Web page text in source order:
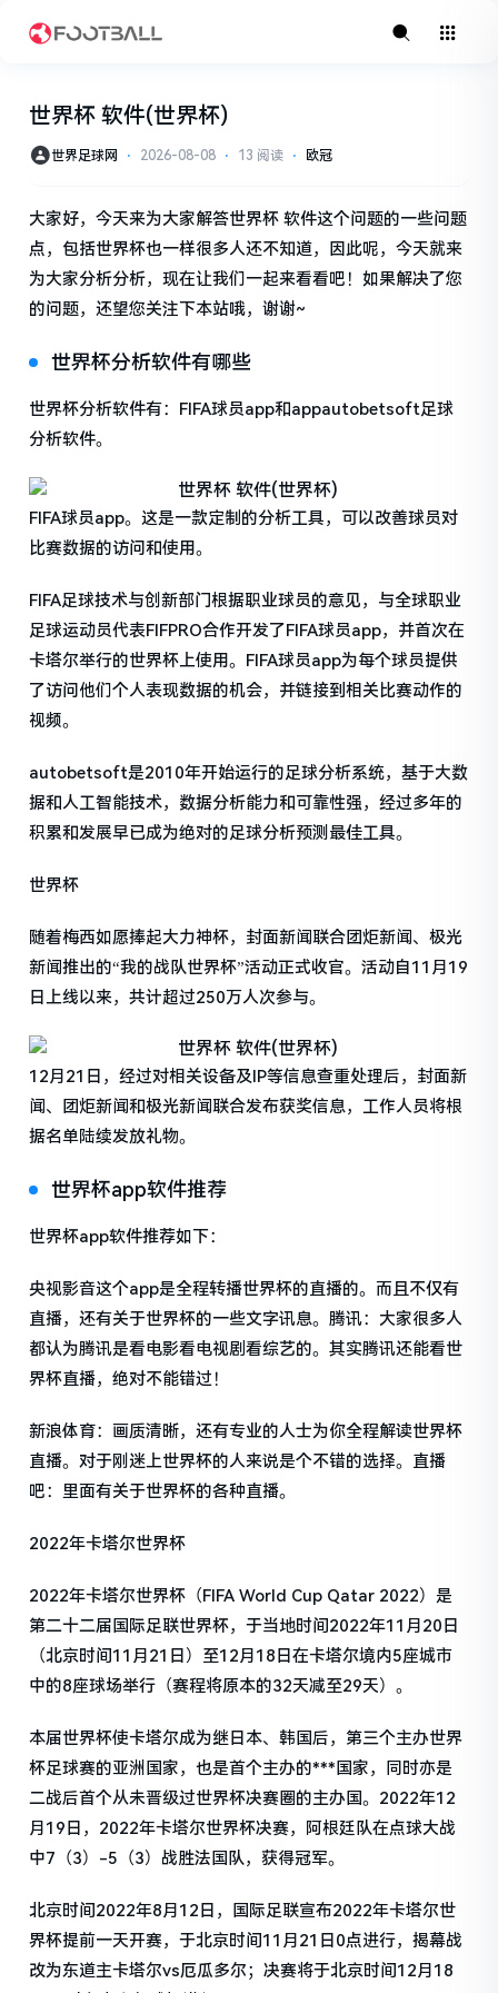
世界杯 软件(世界杯)
世界足球网 ⋅ 2026-08-08 ⋅ 13 阅读 ⋅ 欧冠
大家好，今天来为大家解答世界杯 软件这个问题的一些问题
点，包括世界杯也一样很多人还不知道，因此呢，今天就来
为大家分析分析，现在让我们一起来看看吧！如果解决了您
的问题，还望您关注下本站哦，谢谢~
世界杯分析软件有哪些
世界杯分析软件有：FIFA球员app和appautobetsoft足球
分析软件。
FIFA球员app。这是一款定制的分析工具，可以改善球员对
比赛数据的访问和使用。
FIFA足球技术与创新部门根据职业球员的意见，与全球职业
足球运动员代表FIFPRO合作开发了FIFA球员app，并首次在
卡塔尔举行的世界杯上使用。FIFA球员app为每个球员提供
了访问他们个人表现数据的机会，并链接到相关比赛动作的
视频。
autobetsoft是2010年开始运行的足球分析系统，基于大数
据和人工智能技术，数据分析能力和可靠性强，经过多年的
积累和发展早已成为绝对的足球分析预测最佳工具。
世界杯
随着梅西如愿捧起大力神杯，封面新闻联合团炬新闻、极光
新闻推出的“我的战队世界杯”活动正式收官。活动自11月19
日上线以来，共计超过250万人次参与。
12月21日，经过对相关设备及IP等信息查重处理后，封面新
闻、团炬新闻和极光新闻联合发布获奖信息，工作人员将根
据名单陆续发放礼物。
世界杯app软件推荐
世界杯app软件推荐如下：
央视影音这个app是全程转播世界杯的直播的。而且不仅有
直播，还有关于世界杯的一些文字讯息。腾讯：大家很多人
都认为腾讯是看电影看电视剧看综艺的。其实腾讯还能看世
界杯直播，绝对不能错过！
新浪体育：画质清晰，还有专业的人士为你全程解读世界杯
直播。对于刚迷上世界杯的人来说是个不错的选择。直播
吧：里面有关于世界杯的各种直播。
2022年卡塔尔世界杯
2022年卡塔尔世界杯（FIFA World Cup Qatar 2022）是
第二十二届国际足联世界杯，于当地时间2022年11月20日
（北京时间11月21日）至12月18日在卡塔尔境内5座城市
中的8座球场举行（赛程将原本的32天减至29天）。
本届世界杯使卡塔尔成为继日本、韩国后，第三个主办世界
杯足球赛的亚洲国家，也是首个主办的***国家，同时亦是
二战后首个从未晋级过世界杯决赛圈的主办国。2022年12
月19日，2022年卡塔尔世界杯决赛，阿根廷队在点球大战
中7（3）-5（3）战胜法国队，获得冠军。
北京时间2022年8月12日，国际足联宣布2022年卡塔尔世
界杯提前一天开赛，于北京时间11月21日0点进行，揭幕战
改为东道主卡塔尔vs厄瓜多尔；决赛将于北京时间12月18